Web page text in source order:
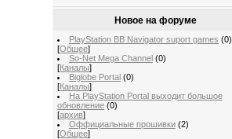
Новое на форуме
PlayStation BB Navigator suport games (0)
[Общее]
So-Net Mega Channel (0)
[Каналы]
Biglobe Portal (0)
[Каналы]
На PlayStation Portal выходит большое
обновление (0)
[архив]
Оффициальные прошивки (2)
[Общее]